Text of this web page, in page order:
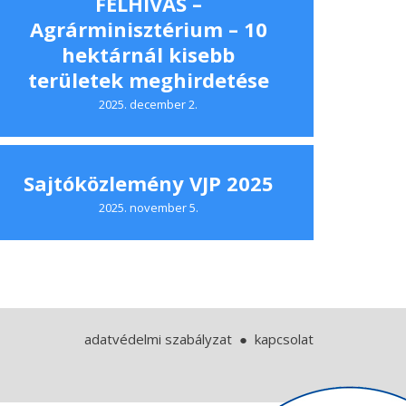
Agrárminisztérium – 10
hektárnál kisebb
területek meghirdetése
2025. december 2.
Sajtóközlemény VJP 2025
2025. november 5.
adatvédelmi szabályzat kapcsolat